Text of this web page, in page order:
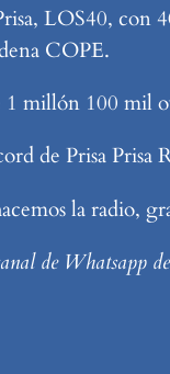
LOS40, con
COPE.
millón 100 mil
de Prisa
la radio,
de Whatsapp